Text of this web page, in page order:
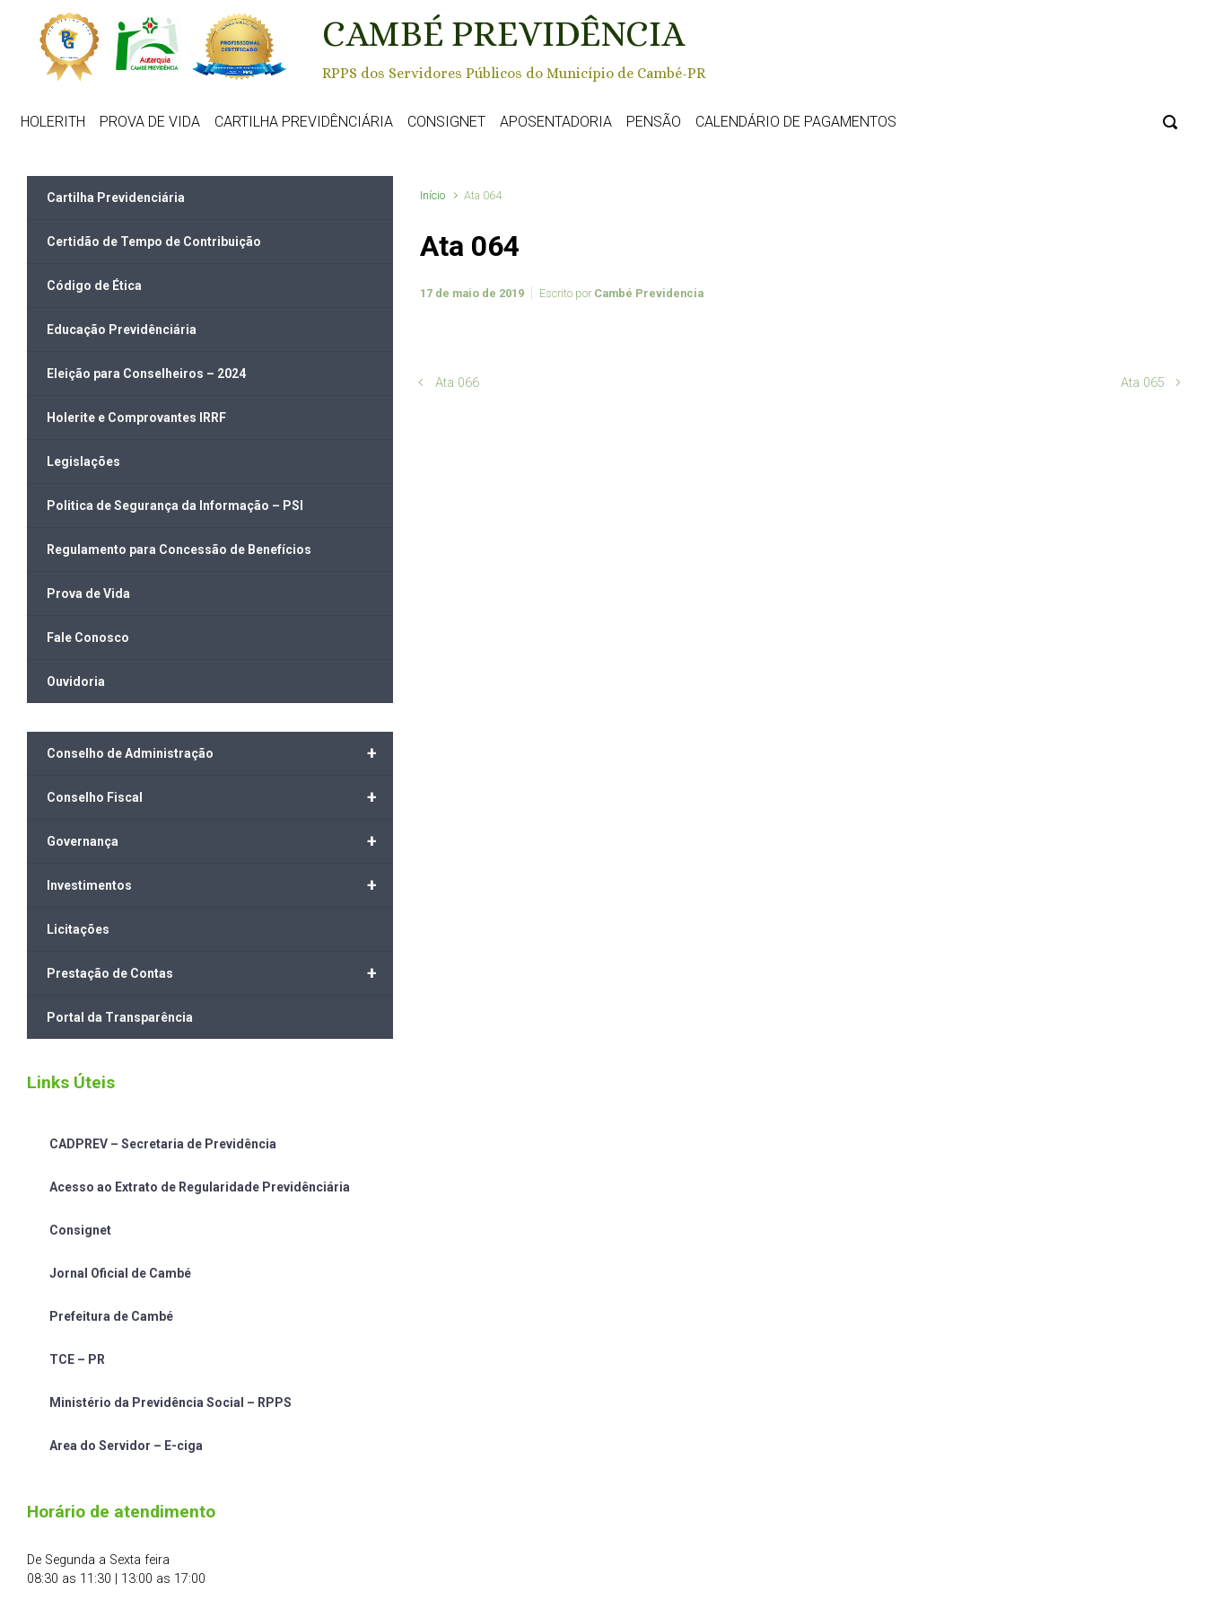
Skip to main content
CAMBÉ PREVIDÊNCIA
RPPS dos Servidores Públicos do Município de Cambé-PR
HOLERITH PROVA DE VIDA CARTILHA PREVIDÊNCIÁRIA CONSIGNET APOSENTADORIA PENSÃO CALENDÁRIO DE PAGAMENTOS
Início Ata 064
Ata 064
17 de maio de 2019 Escrito por Cambé Previdencia
Ata 066 Ata 065
Cartilha Previdenciária
Certidão de Tempo de Contribuição
Código de Ética
Educação Previdênciária
Eleição para Conselheiros – 2024
Holerite e Comprovantes IRRF
Legislações
Politica de Segurança da Informação – PSI
Regulamento para Concessão de Benefícios
Prova de Vida
Fale Conosco
Ouvidoria
+
Conselho de Administração
+
Conselho Fiscal
+
Governança
+
Investimentos
Licitações
+
Prestação de Contas
Portal da Transparência
Links Úteis
CADPREV – Secretaria de Previdência
Acesso ao Extrato de Regularidade Previdênciária
Consignet
Jornal Oficial de Cambé
Prefeitura de Cambé
TCE – PR
Ministério da Previdência Social – RPPS
Area do Servidor – E-ciga
Horário de atendimento
De Segunda a Sexta feira
08:30 as 11:30 | 13:00 as 17:00